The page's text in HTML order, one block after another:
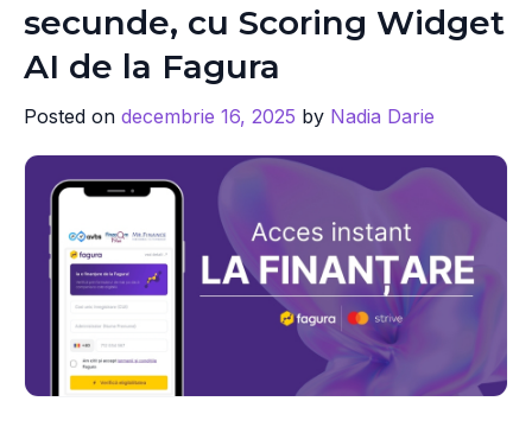
secunde, cu Scoring Widget
AI de la Fagura
Posted on decembrie 16, 2025 by Nadia Darie